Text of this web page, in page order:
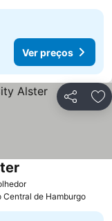
Ver preços
Partilhar
Ver preços
Central de Hamburgo